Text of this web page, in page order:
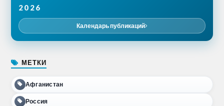
2026
Календарь публикаций
МЕТКИ
Афганистан
Россия